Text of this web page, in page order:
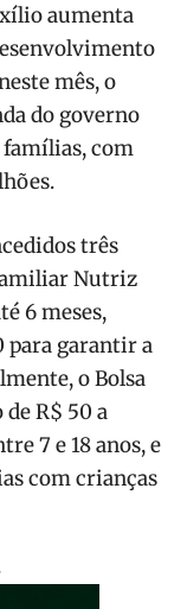
aumenta
mês, o
do governo
famílias, com
três
Nutriz
6 meses,
para garantir a
o Bolsa
R$ 50 a
7 e 18 anos, e
com crianças